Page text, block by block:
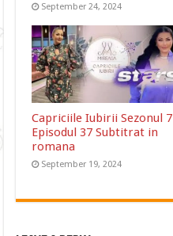
September 24, 2024
Capriciile Iubirii Sezonul 7
Episodul 37 Subtitrat in
romana
September 19, 2024